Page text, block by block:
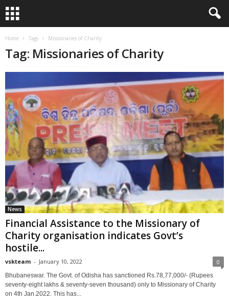
Home Tags Missionaries of Charity
Tag: Missionaries of Charity
News
Financial Assistance to the Missionary of
Charity organisation indicates Govt’s
hostile...
vskteam - January 10, 2022 0
Bhubaneswar. The Govt. of Odisha has sanctioned Rs.78,77,000/- (Rupees
seventy-eight lakhs & seventy-seven thousand) only to Missionary of Charity
on 4th Jan.2022. This has...